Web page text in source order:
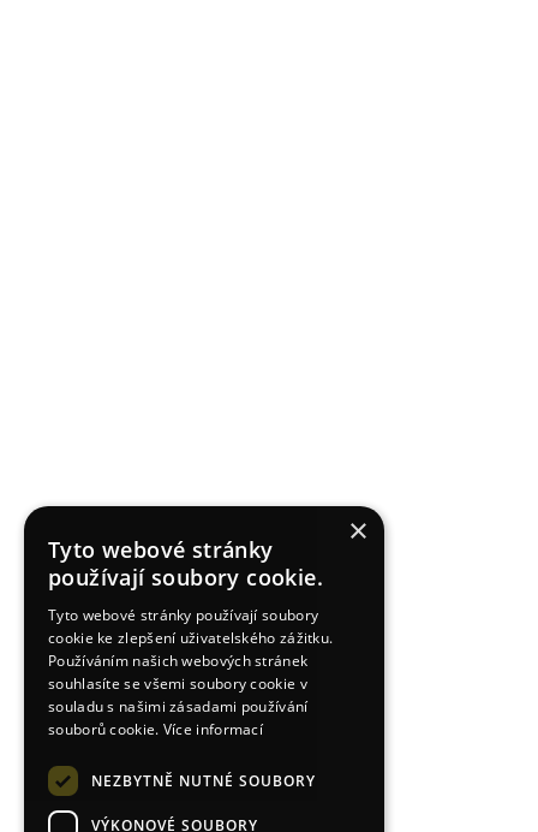
×
Tyto webové stránky
používají soubory cookie.
Tyto webové stránky používají soubory
cookie ke zlepšení uživatelského zážitku.
Používáním našich webových stránek
souhlasíte se všemi soubory cookie v
souladu s našimi zásadami používání
souborů cookie. Více informací
NEZBYTNĚ NUTNÉ SOUBORY
VÝKONOVÉ SOUBORY